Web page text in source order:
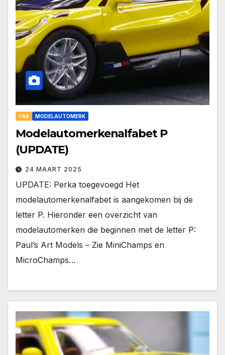
1:64 MODELAUTOMERK
Modelautomerkenalfabet P
(UPDATE)
24 MAART 2025
UPDATE: Perka toegevoegd Het
modelautomerkenalfabet is aangekomen bij de
letter P. Hieronder een overzicht van
modelautomerken die beginnen met de letter P:
Paul’s Art Models – Zie MiniChamps en
MicroChamps…